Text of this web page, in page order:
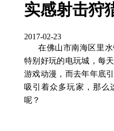
实感射击狩
2017-02-23
在佛山市南海区里
特别好玩的电玩城，每
游戏动漫，而去年年底
吸引着众多玩家，那么
呢？